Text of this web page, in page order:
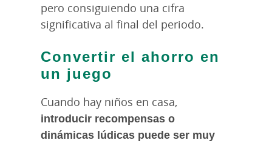
pero consiguiendo una cifra
significativa al final del periodo.
Convertir el ahorro en
un juego
Cuando hay niños en casa,
introducir recompensas o
dinámicas lúdicas puede ser muy